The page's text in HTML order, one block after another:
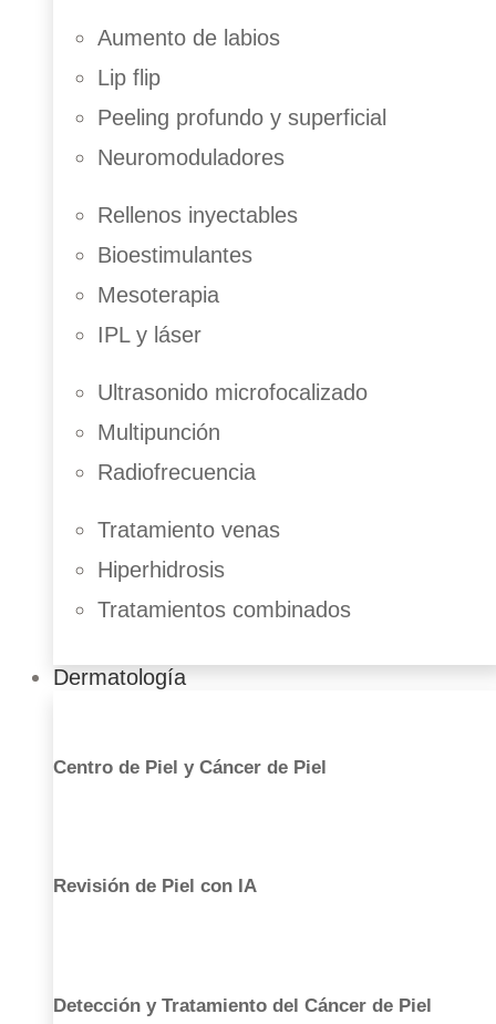
Aumento de labios
Lip flip
Peeling profundo y superficial
Neuromoduladores
Rellenos inyectables
Bioestimulantes
Mesoterapia
IPL y láser
Ultrasonido microfocalizado
Multipunción
Radiofrecuencia
Tratamiento venas
Hiperhidrosis
Tratamientos combinados
Dermatología
Centro de Piel y Cáncer de Piel
Revisión de Piel con IA
Detección y Tratamiento del Cáncer de Piel
Lifting cara y cuello
Injerto de grasa facial
Cirugía de las orejas
Cirugía de la nariz
Lifting de párpados
Labioplastia